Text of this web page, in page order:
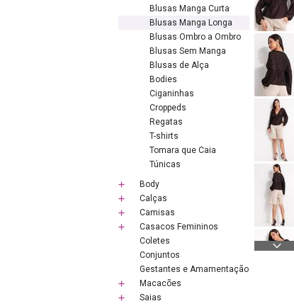
Blusas Manga Curta
Blusas Manga Longa
Blusas Ombro a Ombro
Blusas Sem Manga
Blusas de Alça
Bodies
Ciganinhas
Croppeds
Regatas
T-shirts
Tomara que Caia
Túnicas
Body
Calças
Camisas
Casacos Femininos
Coletes
Conjuntos
Gestantes e Amamentação
Macacões
Saias